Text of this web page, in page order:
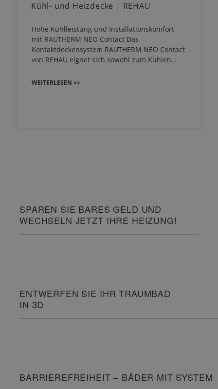
Kühl- und Heizdecke | REHAU
Hohe Kühlleistung und Installationskomfort
mit RAUTHERM NEO Contact Das
Kontaktdeckensystem RAUTHERM NEO Contact
von REHAU eignet sich sowohl zum Kühlen…
WEITERLESEN >>
SPAREN SIE BARES GELD UND
WECHSELN JETZT IHRE HEIZUNG!
ENTWERFEN SIE IHR TRAUMBAD
IN 3D
BARRIEREFREIHEIT – BÄDER MIT SYSTEM